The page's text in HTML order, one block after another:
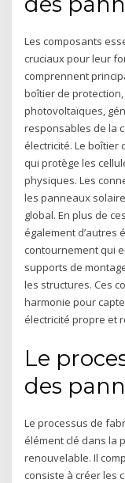
Les composants
cruciaux pour leur
comprennent
boîtier de
photovoltaïques,
responsables de la
électricité. Le
qui protège les
physiques. Les
les panneaux
global. En plus de
également d’autres
contournement qui
supports de
les structures. Ces
harmonie pour
électricité propre et
Le
des
Le processus de
élément clé dans la
renouvelable. Il
consiste à créer les